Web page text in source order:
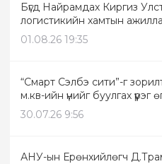
Бүгд Найрамдах Киргиз
логистикийн хамтын
01.08.26 19:35
“Смарт Сэлбэ сити”-г
м.кв-ийн үнийг буулгах үүрэг
30.07.26 9:56
АНУ-ын Ерөнхийлөгч